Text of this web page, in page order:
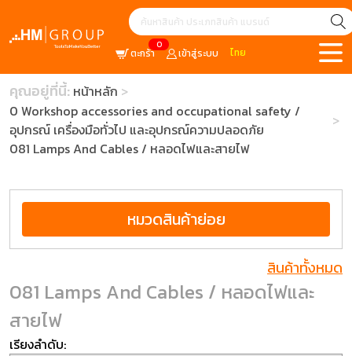
0
ตะกร้า เข้าสู่ระบบ ไทย
คุณอยู่ที่นี้: หน้าหลัก
0 Workshop accessories and occupational safety /
อุปกรณ์ เครื่องมือทั่วไป และอุปกรณ์ความปลอดภัย
081 Lamps And Cables / หลอดไฟและสายไฟ
หมวดสินค้าย่อย
สินค้าทั้งหมด
081 Lamps And Cables / หลอดไฟและ
สายไฟ
เรียงลำดับ: